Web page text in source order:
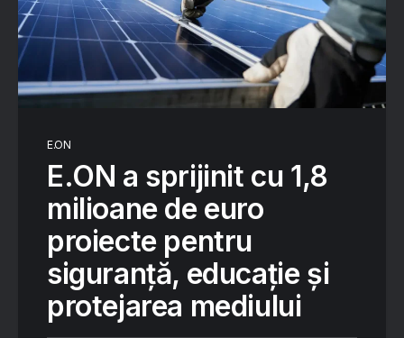
E.ON
E.ON a sprijinit cu 1,8
milioane de euro
proiecte pentru
siguranță, educație și
protejarea mediului